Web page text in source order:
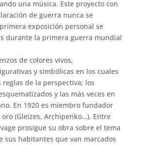
una música. Este proyecto con
de guerra nunca se
exposición personal se
durante la primera guerra mundial
de colores vivos,
y simbólicas en los cuales
reglas de la perspectiva; los
y las más veces en
En 1920 es miembro fundador
(Gleizes, Archipenko…). Entre
prosigue su obra sobre el tema
sus habitantes que van marcados